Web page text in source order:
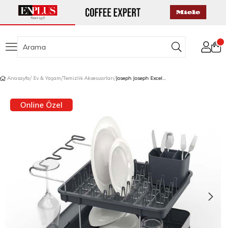
Anasayfa Ev & Yaşam Temizlik Aksesuarları Joseph Joseph Excel™ 2 Katlı Bulaşıklık Paslanmaz Çelik
Online Özel